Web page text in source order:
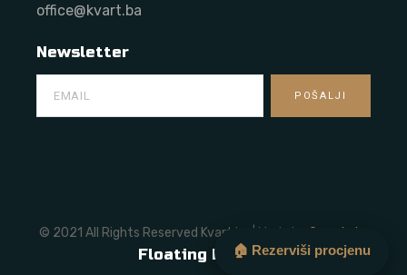
office@kvart.ba
Newsletter
© 2021 All Rights Reserved Kvart.ba | Made by Onze Labs
Floating Button🏠 Rezerviši procjenu